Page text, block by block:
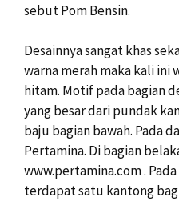
sebut Pom Bensin.
Desainnya sangat khas
warna merah maka kali ini
hitam. Motif pada bagian
yang besar dari pundak
baju bagian bawah. Pada
Pertamina. Di bagian
www.pertamina.com .
terdapat satu kantong